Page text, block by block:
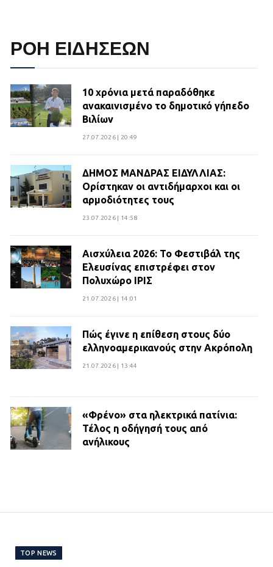
ΡΟΗ ΕΙΔΗΣΕΩΝ
10 χρόνια μετά παραδόθηκε
ανακαινισμένο το δημοτικό γήπεδο
Βιλίων
27.07.2026 | 20:49
ΔΗΜΟΣ ΜΑΝΔΡΑΣ ΕΙΔΥΛΛΙΑΣ:
Ορίστηκαν οι αντιδήμαρχοι και οι
αρμοδιότητες τους
23.07.2026 | 14:58
Αισχύλεια 2026: Το Φεστιβάλ της
Ελευσίνας επιστρέφει στον
Πολυχώρο ΙΡΙΣ
21.07.2026 | 14:01
Πώς έγινε η επίθεση στους δύο
ελληνοαμερικανούς στην Ακρόπολη
21.07.2026 | 13:44
«Φρένο» στα ηλεκτρικά πατίνια:
Τέλος η οδήγησή τους από
ανήλικους
TOP NEWS